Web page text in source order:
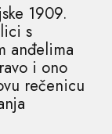
1909.
s
anđelima
i ono
rečenicu